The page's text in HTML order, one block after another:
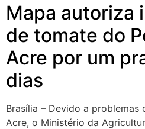
Mapa autoriza
de tomate do
Acre por um
dias
Brasília – Devido a
Acre, o Ministério da